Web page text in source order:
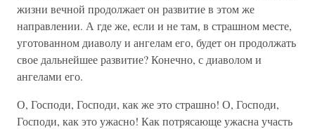
жизни вечной продолжает он развитие в этом же
направлении. А где же, если и не там, в страшном месте,
уготованном диаволу и ангелам его, будет он продолжать
свое дальнейшее развитие? Конечно, с диаволом и
ангелами его.
О, Господи, Господи, как же это страшно! О, Господи,
Господи, как это ужасно! Как потрясающе ужасна участь